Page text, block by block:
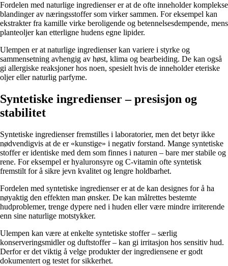
Fordelen med naturlige ingredienser er at de ofte inneholder komplekse
blandinger av næringsstoffer som virker sammen. For eksempel kan
ekstrakter fra kamille virke beroligende og betennelsesdempende, mens
planteoljer kan etterligne hudens egne lipider.
Ulempen er at naturlige ingredienser kan variere i styrke og
sammensetning avhengig av høst, klima og bearbeiding. De kan også
gi allergiske reaksjoner hos noen, spesielt hvis de inneholder eteriske
oljer eller naturlig parfyme.
Syntetiske ingredienser – presisjon og
stabilitet
Syntetiske ingredienser fremstilles i laboratorier, men det betyr ikke
nødvendigvis at de er «kunstige» i negativ forstand. Mange syntetiske
stoffer er identiske med dem som finnes i naturen – bare mer stabile og
rene. For eksempel er hyaluronsyre og C-vitamin ofte syntetisk
fremstilt for å sikre jevn kvalitet og lengre holdbarhet.
Fordelen med syntetiske ingredienser er at de kan designes for å ha
nøyaktig den effekten man ønsker. De kan målrettes bestemte
hudproblemer, trenge dypere ned i huden eller være mindre irriterende
enn sine naturlige motstykker.
Ulempen kan være at enkelte syntetiske stoffer – særlig
konserveringsmidler og duftstoffer – kan gi irritasjon hos sensitiv hud.
Derfor er det viktig å velge produkter der ingrediensene er godt
dokumentert og testet for sikkerhet.